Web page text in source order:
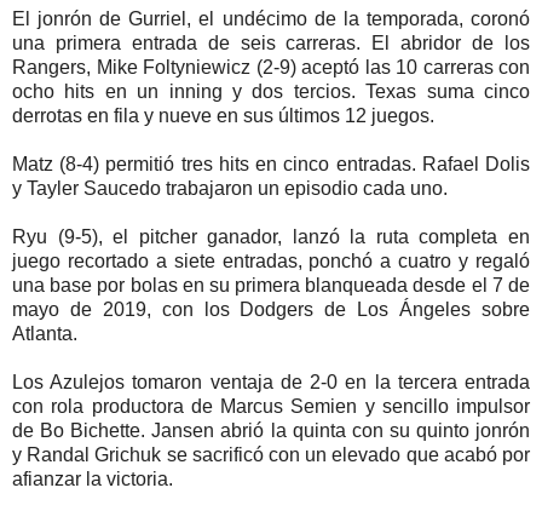
El jonrón de Gurriel, el undécimo de la temporada, coronó
una primera entrada de seis carreras. El abridor de los
Rangers, Mike Foltyniewicz (2-9) aceptó las 10 carreras con
ocho hits en un inning y dos tercios. Texas suma cinco
derrotas en fila y nueve en sus últimos 12 juegos.
Matz (8-4) permitió tres hits en cinco entradas. Rafael Dolis
y Tayler Saucedo trabajaron un episodio cada uno.
Ryu (9-5), el pitcher ganador, lanzó la ruta completa en
juego recortado a siete entradas, ponchó a cuatro y regaló
una base por bolas en su primera blanqueada desde el 7 de
mayo de 2019, con los Dodgers de Los Ángeles sobre
Atlanta.
Los Azulejos tomaron ventaja de 2-0 en la tercera entrada
con rola productora de Marcus Semien y sencillo impulsor
de Bo Bichette. Jansen abrió la quinta con su quinto jonrón
y Randal Grichuk se sacrificó con un elevado que acabó por
afianzar la victoria.